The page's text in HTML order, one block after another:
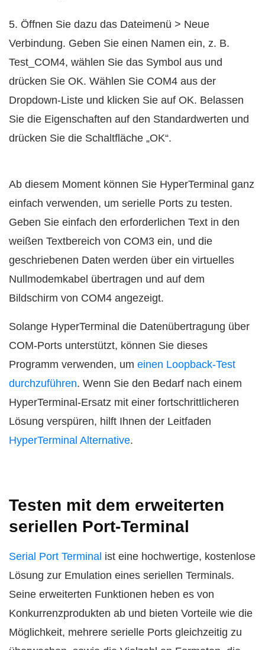
5. Öffnen Sie dazu das Dateimenü > Neue
Verbindung. Geben Sie einen Namen ein, z. B.
Test_COM4, wählen Sie das Symbol aus und
drücken Sie OK. Wählen Sie COM4 aus der
Dropdown-Liste und klicken Sie auf OK. Belassen
Sie die Eigenschaften auf den Standardwerten und
drücken Sie die Schaltfläche „OK“.
Ab diesem Moment können Sie HyperTerminal ganz
einfach verwenden, um serielle Ports zu testen.
Geben Sie einfach den erforderlichen Text in den
weißen Textbereich von COM3 ein, und die
geschriebenen Daten werden über ein virtuelles
Nullmodemkabel übertragen und auf dem
Bildschirm von COM4 angezeigt.
Solange HyperTerminal die Datenübertragung über
COM-Ports unterstützt, können Sie dieses
Programm verwenden, um einen Loopback-Test
durchzuführen. Wenn Sie den Bedarf nach einem
HyperTerminal-Ersatz mit einer fortschrittlicheren
Lösung verspüren, hilft Ihnen der Leitfaden
HyperTerminal Alternative.
Testen mit dem erweiterten
seriellen Port-Terminal
Serial Port Terminal ist eine hochwertige, kostenlose
Lösung zur Emulation eines seriellen Terminals.
Seine erweiterten Funktionen heben es von
Konkurrenzprodukten ab und bieten Vorteile wie die
Möglichkeit, mehrere serielle Ports gleichzeitig zu